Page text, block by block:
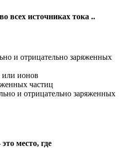
всех источниках тока ..
и отрицательно заряженных
или ионов
частиц
и отрицательно заряженных
место, где